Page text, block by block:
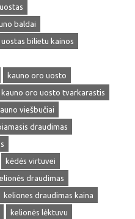
baldai
bilietu kainos
kauno oro uosto
kauno oro uosto tvarkarastis
viešbučiai
draudimas
kėdės virtuvei
draudimas
keliones draudimas kaina
kelionės lėktuvu